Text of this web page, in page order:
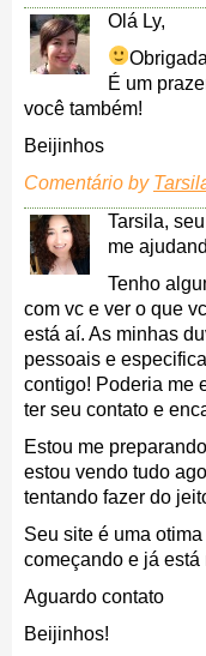
Olá Ly,
É um
você também!
Beijinhos
Comentário by
Tarsila,
me
Tenho
com vc e ver o que
está aí. As minhas
pessoais e
contigo! Poderia me
ter seu contato e
Estou me
estou vendo tudo
tentando fazer do
Seu site é uma
começando e já está
Aguardo contato
Beijinhos!